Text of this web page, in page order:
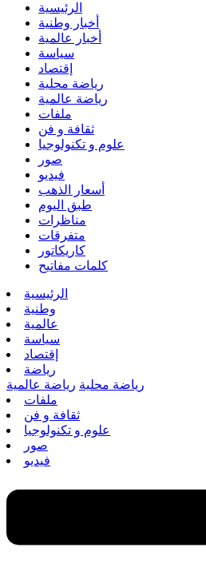
الرئيسية
أخبار وطنية
أخبار عالمية
سياسة
إقتصاد
رياضة محلية
رياضة عالمية
ملفات
ثقافة و فن
علوم و تكنولوجيا
صور
فيديو
أسعار الذهب
طبق اليوم
مناظرات
متفرقات
كاريكاتور
كلمات مفاتيح
الرئيسية
وطنية
عالمية
سياسة
إقتصاد
رياضة
رياضة محلية رياضة عالمية
ملفات
ثقافة و فن
علوم و تكنولوجيا
صور
فيديو